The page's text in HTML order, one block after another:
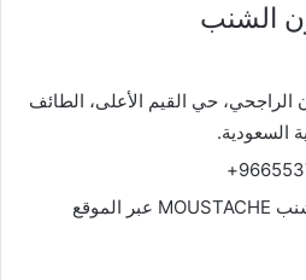
الشنب
حي القيم الأعلى، الطائف
للتواصل مع صالون الشنب MOUSTACHE عبر الموقع